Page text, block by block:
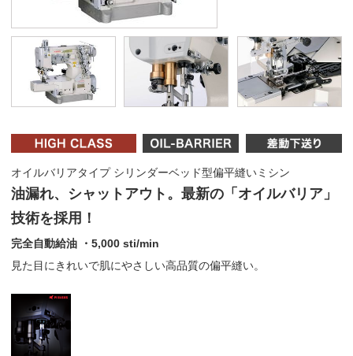
オイルバリアタイプ シリンダーベッド型偏平縫いミシン
油漏れ、シャットアウト。最新の「オイルバリア」
技術を採用！
完全自動給油 ・5,000 sti/min
見た目にきれいで肌にやさしい高品質の偏平縫い。